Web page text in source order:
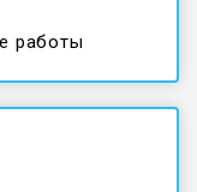
работы